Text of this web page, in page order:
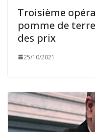
Troisième
pomme de
des prix
25/10/2021